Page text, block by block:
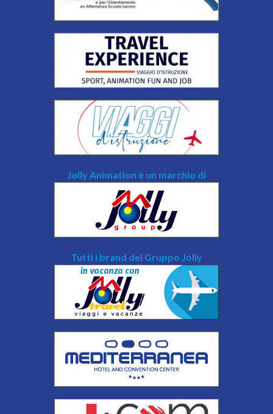
Jolly Animation è un marchio di
Tutti i brand del Gruppo Jolly